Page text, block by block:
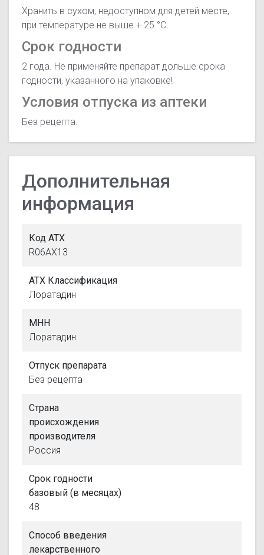
Хранить в сухом, недоступном для детей месте,
при температуре не выше + 25 °С.
Срок годности
2 года. Не применяйте препарат дольше срока
годности, указанного на упаковке!
Условия отпуска из аптеки
Без рецепта.
Дополнительная
информация
Код АТХ
R06AX13
АТХ Классификация
Лоратадин
МНН
Лоратадин
Отпуск препарата
Без рецепта
Страна
происхождения
производителя
Россия
Срок годности
базовый (в месяцах)
48
Способ введения
лекарственного